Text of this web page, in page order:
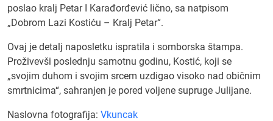
poslao kralj Petar I Karađorđević lično, sa natpisom
„Dobrom Lazi Kostiću – Kralj Petar“.
Ovaj je detalj naposletku ispratila i somborska štampa.
Proživevši poslednju samotnu godinu, Kostić, koji se
„svojim duhom i svojim srcem uzdigao visoko nad običnim
smrtnicima“, sahranjen je pored voljene supruge Julijane.
Naslovna fotografija: Vkuncak